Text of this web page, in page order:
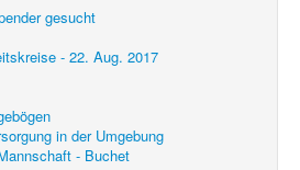
gesucht
- 22. Aug. 2017
in der Umgebung
- Buchet